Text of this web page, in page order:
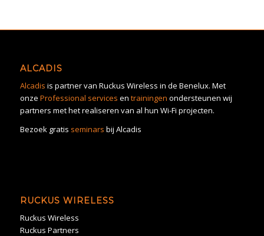
ALCADIS
Alcadis is partner van Ruckus Wireless in de Benelux. Met
onze Professional services en trainingen ondersteunen wij
partners met het realiseren van al hun Wi-Fi projecten.
Bezoek gratis seminars bij Alcadis
RUCKUS WIRELESS
Ruckus Wireless
Ruckus Partners